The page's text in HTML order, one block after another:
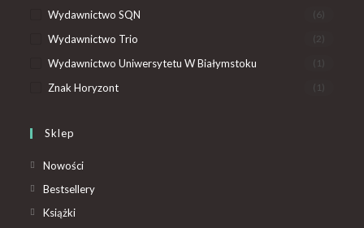
Wydawnictwo SQN (6)
Wydawnictwo Trio (2)
Wydawnictwo Uniwersytetu W Białymstoku (1)
Znak Horyzont (1)
Sklep
Nowości
Bestsellery
Książki